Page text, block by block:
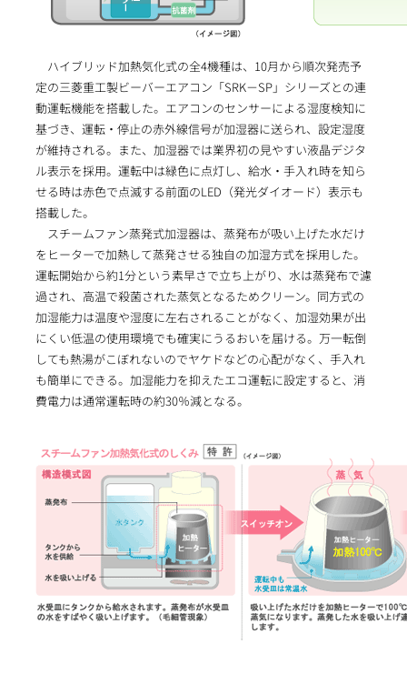
ハイブリッド加熱気化式の全4機種は、10月から順次発売予
定の三菱重工製ビーバーエアコン「SRK－SP」シリーズとの連
動運転機能を搭載した。エアコンのセンサーによる湿度検知に
基づき、運転・停止の赤外線信号が加湿器に送られ、設定湿度
が維持される。また、加湿器では業界初の見やすい液晶デジタ
ル表示を採用。運転中は緑色に点灯し、給水・手入れ時を知ら
せる時は赤色で点滅する前面のLED（発光ダイオード）表示も
搭載した。
スチームファン蒸発式加湿器は、蒸発布が吸い上げた水だけ
をヒーターで加熱して蒸発させる独自の加湿方式を採用した。
運転開始から約1分という素早さで立ち上がり、水は蒸発布で濾
過され、高温で殺菌された蒸気となるためクリーン。同方式の
加湿能力は温度や湿度に左右されることがなく、加湿効果が出
にくい低温の使用環境でも確実にうるおいを届ける。万一転倒
しても熱湯がこぼれないのでヤケドなどの心配がなく、手入れ
も簡単にできる。加湿能力を抑えたエコ運転に設定すると、消
費電力は通常運転時の約30％減となる。